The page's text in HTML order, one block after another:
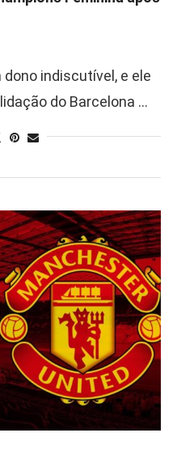
indiscutível, e ele
do Barcelona …